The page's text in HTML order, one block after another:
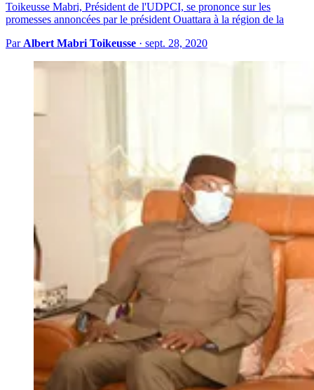
Toikeusse Mabri, Président de l'UDPCI, se prononce sur les
promesses annoncées par le président Ouattara à la région de la
Par Albert Mabri Toikeusse · sept. 28, 2020